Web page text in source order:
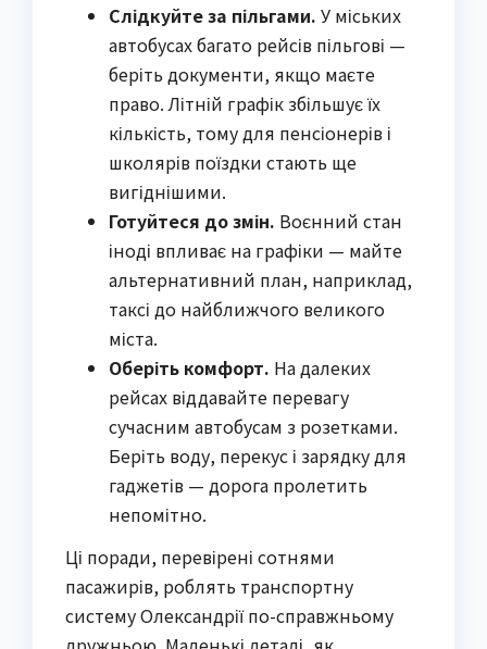
Слідкуйте за пільгами. У міських
автобусах багато рейсів пільгові —
беріть документи, якщо маєте
право. Літній графік збільшує їх
кількість, тому для пенсіонерів і
школярів поїздки стають ще
вигіднішими.
Готуйтеся до змін. Воєнний стан
іноді впливає на графіки — майте
альтернативний план, наприклад,
таксі до найближчого великого
міста.
Оберіть комфорт. На далеких
рейсах віддавайте перевагу
сучасним автобусам з розетками.
Беріть воду, перекус і зарядку для
гаджетів — дорога пролетить
непомітно.
Ці поради, перевірені сотнями
пасажирів, роблять транспортну
систему Олександрії по-справжньому